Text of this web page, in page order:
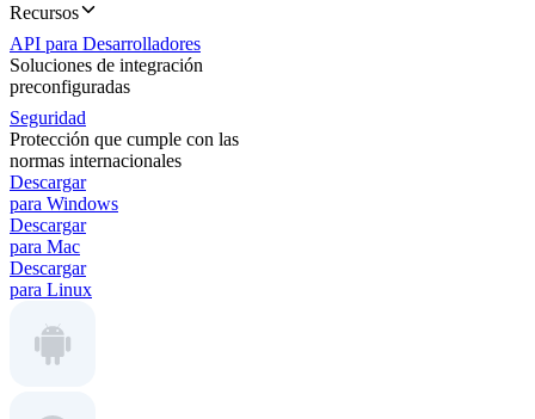
Recursos
API para Desarrolladores
Soluciones de integración
preconfiguradas
Seguridad
Protección que cumple con las
normas internacionales
Descargar
para Windows
Descargar
para Mac
Descargar
para Linux